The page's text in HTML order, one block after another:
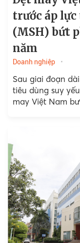
trước áp
(MSH) bứt
năm
Doanh nghiệp
Sau giai đoạn
tiêu dùng suy
may Việt Nam